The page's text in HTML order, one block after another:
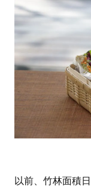
以前、竹林面積